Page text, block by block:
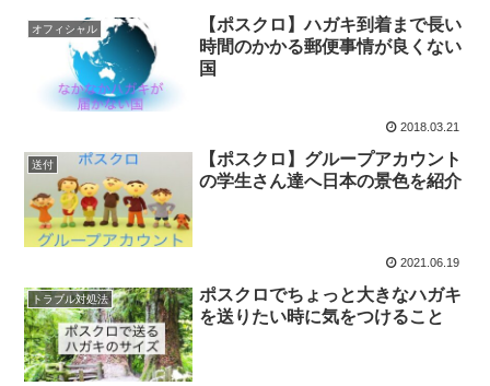
オフィシャル
【ポスクロ】ハガキ到着まで長い
時間のかかる郵便事情が良くない
国
2018.03.21
送付
【ポスクロ】グループアカウント
の学生さん達へ日本の景色を紹介
2021.06.19
トラブル対処法
ポスクロでちょっと大きなハガキ
を送りたい時に気をつけること